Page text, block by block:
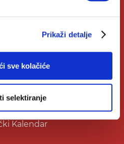
Prikaži detalje
sve kolačiće
selektiranje
linkovi
Verbum
Kalendar